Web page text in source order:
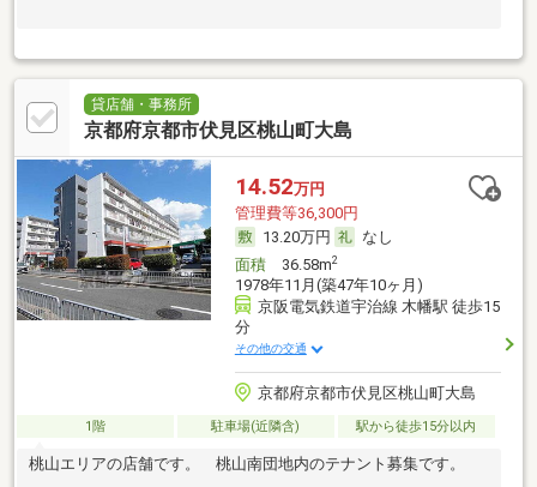
貸店舗・事務所
京都府京都市伏見区桃山町大島
14.52万円
管理費等36,300円
13.20万円
なし
面積36.58m2
1978年11月(築47年10ヶ月)
京阪電気鉄道宇治線 木幡駅 徒歩15
分
その他の交通
京都府京都市伏見区桃山町大島
1階 駐車場(近隣含) 駅から徒歩15分以内
桃山エリアの店舗です。 桃山南団地内のテナント募集です。